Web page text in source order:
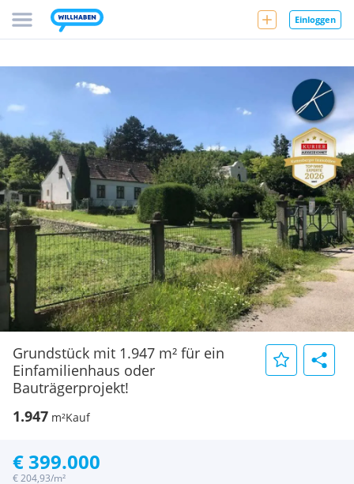
Einloggen
Grundstück mit 1.947 m² für ein
Einfamilienhaus oder
Bauträgerprojekt!
1.947 m²Kauf
€ 399.000
€ 204,93/m²